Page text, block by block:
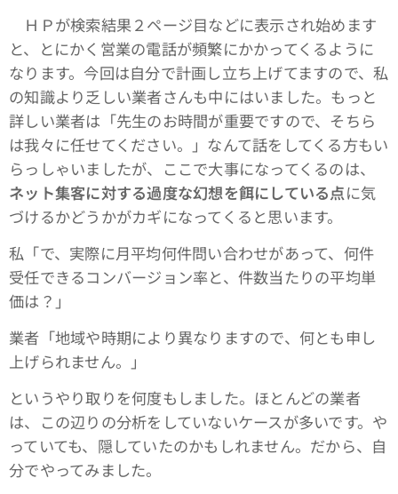
ＨＰが検索結果２ページ目などに表示され始めます
と、とにかく営業の電話が頻繁にかかってくるように
なります。今回は自分で計画し立ち上げてますので、私
の知識より乏しい業者さんも中にはいました。もっと
詳しい業者は「先生のお時間が重要ですので、そちら
は我々に任せてください。」なんて話をしてくる方もい
らっしゃいましたが、ここで大事になってくるのは、
ネット集客に対する過度な幻想を餌にしている点に気
づけるかどうかがカギになってくると思います。
私「で、実際に月平均何件問い合わせがあって、何件
受任できるコンバージョン率と、件数当たりの平均単
価は？」
業者「地域や時期により異なりますので、何とも申し
上げられません。」
というやり取りを何度もしました。ほとんどの業者
は、この辺りの分析をしていないケースが多いです。や
っていても、隠していたのかもしれません。だから、自
分でやってみました。